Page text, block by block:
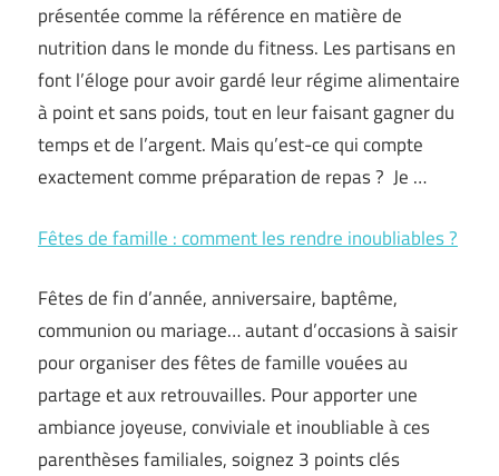
présentée comme la référence en matière de
nutrition dans le monde du fitness. Les partisans en
font l’éloge pour avoir gardé leur régime alimentaire
à point et sans poids, tout en leur faisant gagner du
temps et de l’argent. Mais qu’est-ce qui compte
exactement comme préparation de repas ? Je …
Fêtes de famille : comment les rendre inoubliables ?
Fêtes de fin d’année, anniversaire, baptême,
communion ou mariage… autant d’occasions à saisir
pour organiser des fêtes de famille vouées au
partage et aux retrouvailles. Pour apporter une
ambiance joyeuse, conviviale et inoubliable à ces
parenthèses familiales, soignez 3 points clés